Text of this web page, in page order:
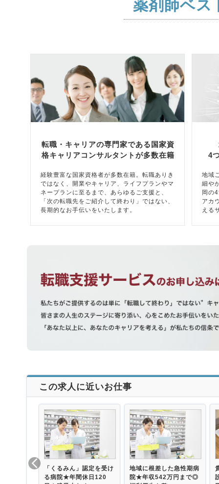
薬剤師ベス
転職・キャリアの専門家である国家資
格キャリアコンサルタントが多数在籍
経験豊富な国家資格者が多数在籍。転職ありき
ではなく、開業やキャリア、ライフプランやマ
ネープランに至るまで、あらゆるご支援と、
「次の転職先をご紹介して終わり」ではない、
長期的なお手伝いをいたします。
4
地域
細や
岡の
アカ
える
この求人に近いお仕事
「くるみん」認定を受け
る病院★年間休日120
地域に根差した急性期病
院★年収542万円まで◎